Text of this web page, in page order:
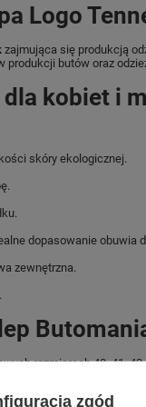
Logo
zajmująca się produkcją
produkcji butów oraz
kobiet i
skóry ekologicznej.
dopasowanie obuwia
zewnętrzna.
rozmiarach 40, 41,
zgód